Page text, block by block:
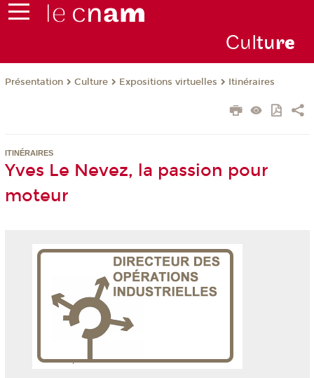
Culture
Présentation Culture Expositions virtuelles Itinéraires
ITINÉRAIRES
Yves Le Nevez, la passion pour
moteur